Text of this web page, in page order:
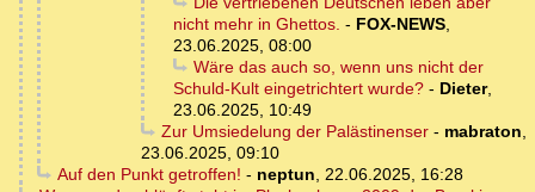
nicht mehr in Ghettos. - FOX-NEWS,
23.06.2025, 08:00
Wäre das auch so, wenn uns nicht der
Schuld-Kult eingetrichtert wurde? - Dieter,
23.06.2025, 10:49
Zur Umsiedelung der Palästinenser- mabraton,
23.06.2025, 09:10
Auf den Punkt getroffen! - neptun, 22.06.2025, 16:28